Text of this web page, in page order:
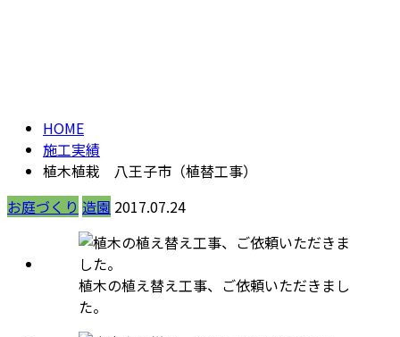
HOME
施工実績
植木植栽 八王子市（植替工事）
お庭づくり 造園 2017.07.24
植木の植え替え工事、ご依頼いただきまし
た。